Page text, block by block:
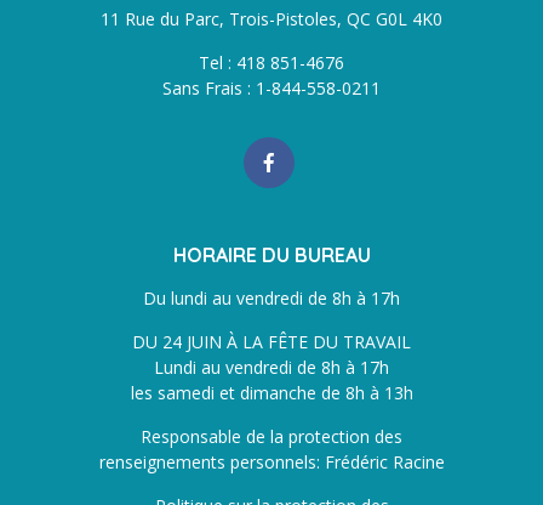
11 Rue du Parc, Trois-Pistoles, QC G0L 4K0
Tel : 418 851-4676
Sans Frais : 1-844-558-0211
HORAIRE DU BUREAU
Du lundi au vendredi de 8h à 17h
DU 24 JUIN À LA FÊTE DU TRAVAIL
Lundi au vendredi de 8h à 17h
les samedi et dimanche de 8h à 13h
Responsable de la protection des
renseignements personnels: Frédéric Racine